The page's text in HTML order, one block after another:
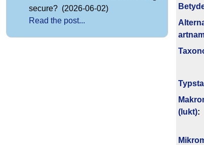
(lukt):
secure? (2026-06-02)
Read the post...